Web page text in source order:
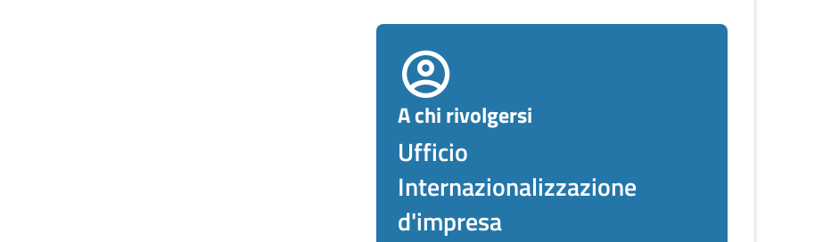
A chi rivolgersi
Ufficio
Internazionalizzazione
d'impresa